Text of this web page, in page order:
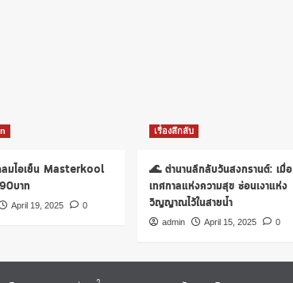
มไอเย็น Masterkool
บาท
April 19, 2025 0
เรื่องลึกลับ
🌊 ตำนานลึกลับวันสงกรานต์: เมื่อ
เทศกาลแห่งความสุข ซ่อนเงาแห่ง
วิญญาณไว้ในสายน้ำ
admin April 15, 2025 0